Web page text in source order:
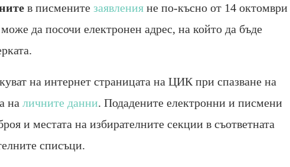
в писмените заявления не по-късно от 14 октомври
да посочи електронен адрес, на който да бъде
на интернет страницата на ЦИК при спазване на
на личните данни. Подадените електронни и писмени
и местата на избирателните секции в съответната
списъци.